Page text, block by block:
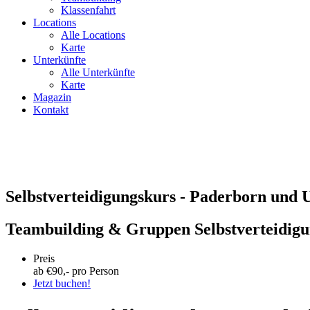
Klassenfahrt
Locations
Alle Locations
Karte
Unterkünfte
Alle Unterkünfte
Karte
Magazin
Kontakt
Selbstverteidigungskurs - Paderborn und
Teambuilding & Gruppen
Preis
ab €90,- pro Person
Jetzt buchen!